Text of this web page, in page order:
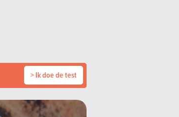
> Ik doe de test